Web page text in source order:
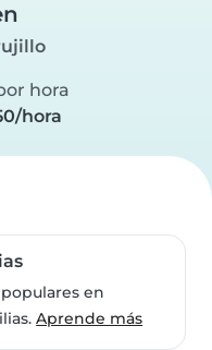
hora
hora
en
Aprende más